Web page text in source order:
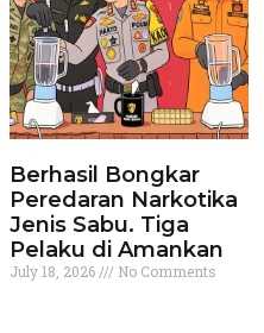
Berhasil Bongkar
Peredaran Narkotika
Jenis Sabu. Tiga
Pelaku di Amankan
July 18, 2026 No Comments